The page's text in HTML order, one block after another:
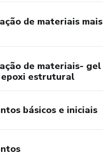
de materiais mais
de materiais- gel
estrutural
básicos e iniciais